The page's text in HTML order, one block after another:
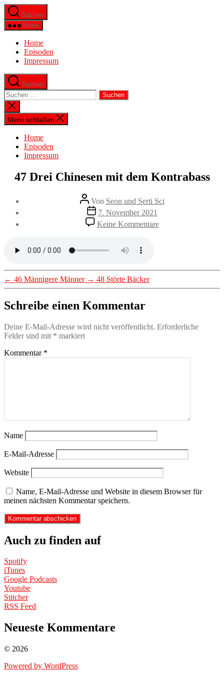
Direkt
zum
Inhalt
Suchen
Menü
Home
Episoden
Impressum
Suchen
Suche
nach:
Suche
schließen
Menü schließen
Home
Episoden
Impressum
47 Drei Chinesen mit dem Kontrabass
Beitragsautor
Von Seon und Serti Sci
Beitragsdatum
7. November 2021
Keine Kommentarezu
47
← 46 Männigere Männer → 48 Störte Bäcker
Schreibe einen Kommentar
Deine E-Mail-Adresse wird nicht veröffentlicht. Erforderliche
Felder sind mit * markiert
Kommentar *
Name
E-Mail-Adresse
Website
Name, E-Mail-Adresse und Website in diesem Browser für
meinen nächsten Kommentar speichern.
Auch zu finden auf
Spotify
iTunes
Google Podcasts
Youtube
Stitcher
RSS Feed
Neueste Kommentare
© 2026
Powered by WordPress